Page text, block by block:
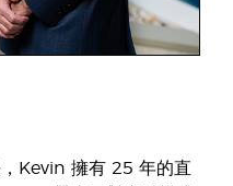
Kevin 擁有 25 年的直